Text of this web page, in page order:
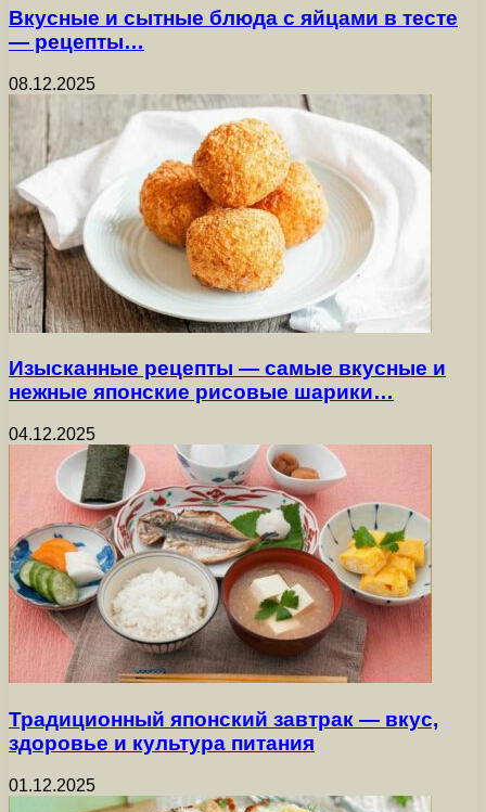
Вкусные и сытные блюда с яйцами в тесте
— рецепты…
08.12.2025
Изысканные рецепты — самые вкусные и
нежные японские рисовые шарики…
04.12.2025
Традиционный японский завтрак — вкус,
здоровье и культура питания
01.12.2025